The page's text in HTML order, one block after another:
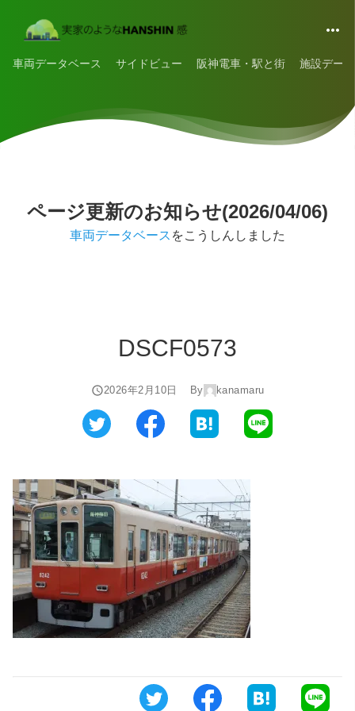
車両データベース サイドビュー 阪神電車・駅と街 施設デー
ページ更新のお知らせ(2026/04/06)
車両データベース をこうしんしました
DSCF0573
2026年2月10日 By kanamaru